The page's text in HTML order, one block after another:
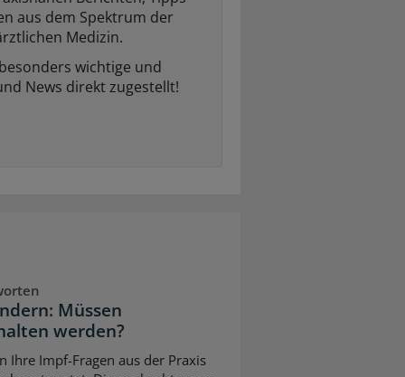
aus dem Spektrum der
Medizin.
wichtige und
News direkt zugestellt!
Müssen
werden?
Ihre Impf-Fragen aus der Praxis